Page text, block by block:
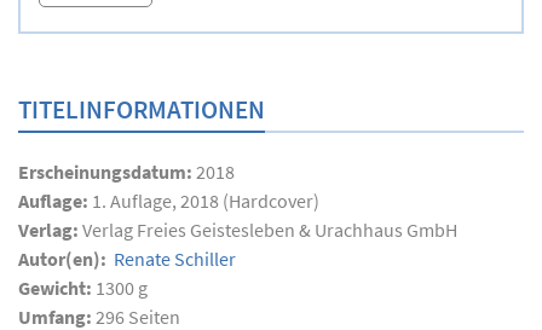
TITELINFORMATIONEN
Erscheinungsdatum: 2018
Auflage: 1. Auflage, 2018 (Hardcover)
Verlag: Verlag Freies Geistesleben & Urachhaus GmbH
Autor(en): Renate Schiller
Gewicht: 1300 g
Umfang: 296 Seiten